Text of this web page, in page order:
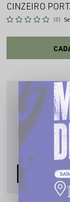
CINZEIRO
(0)
Cadastre seu